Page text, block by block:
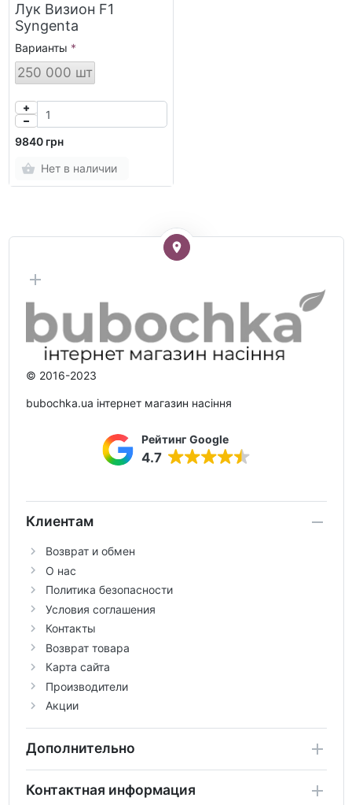
Лук Визион F1
Syngenta
Варианты
250 000 шт
9840 грн
Нет в наличии
© 2016-2023
bubochka.ua інтернет магазин насіння
Рейтинг Google
4.7
Клиентам
Возврат и обмен
О нас
Политика безопасности
Условия соглашения
Контакты
Возврат товара
Карта сайта
Производители
Акции
Дополнительно
Контактная информация